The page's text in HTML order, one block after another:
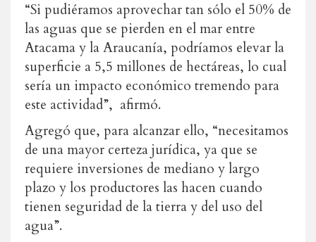
“Si pudiéramos aprovechar tan sólo el 50% de
las aguas que se pierden en el mar entre
Atacama y la Araucanía, podríamos elevar la
superficie a 5,5 millones de hectáreas, lo cual
sería un impacto económico tremendo para
este actividad”, afirmó.
Agregó que, para alcanzar ello, “necesitamos
de una mayor certeza jurídica, ya que se
requiere inversiones de mediano y largo
plazo y los productores las hacen cuando
tienen seguridad de la tierra y del uso del
agua”.